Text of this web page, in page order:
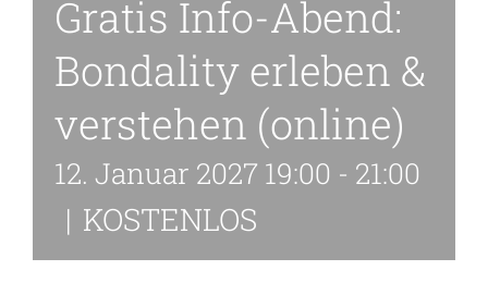
Gratis Info-Abend:
Bondality erleben &
verstehen (online)
12. Januar 2027 19:00 - 21:00
| KOSTENLOS